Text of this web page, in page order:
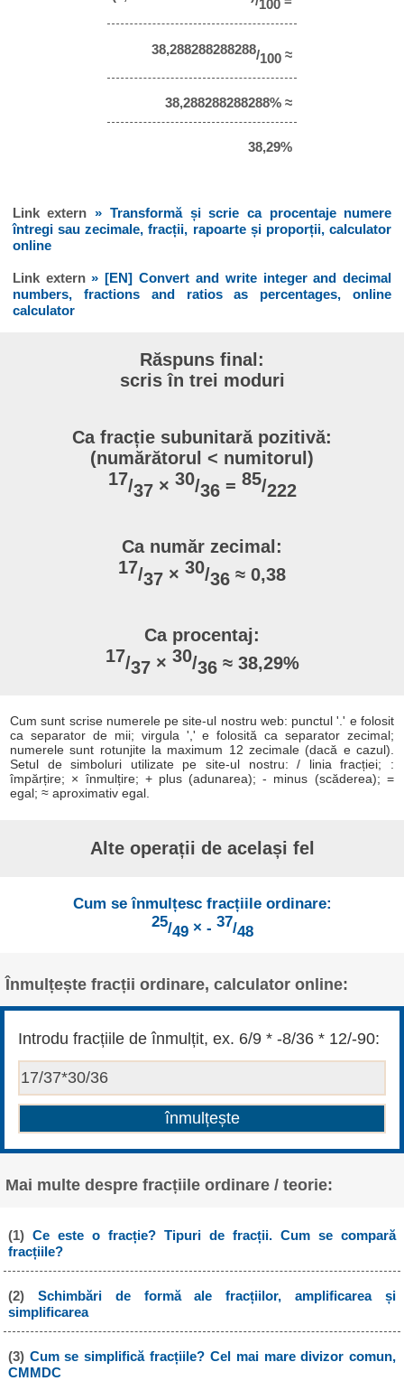
100
38,288288288288/100 ≈
38,288288288288% ≈
38,29%
Link extern» Transformă și scrie ca procentaje numere
întregi sau zecimale, fracții, rapoarte și proporții, calculator
online
Link extern» [EN] Convert and write integer and decimal
numbers, fractions and ratios as percentages, online
calculator
Răspuns final:
scris în trei moduri
Ca fracție subunitară pozitivă:
(numărătorul < numitorul)
17/37× 30/36 = 85/222
Ca număr zecimal:
17/37 × 30/36 ≈ 0,38
Ca procentaj:
17/37× 30/36 ≈ 38,29%
Cum sunt scrise numerele pe site-ul nostru web: punctul '.' e folosit
ca separator de mii; virgula ',' e folosită ca separator zecimal;
numerele sunt rotunjite la maximum 12 zecimale (dacă e cazul).
Setul de simboluri utilizate pe site-ul nostru: / linia fracției; :
împărțire; × înmulțire; + plus (adunarea); - minus (scăderea); =
egal; ≈ aproximativ egal.
Alte operații de același fel
Cum se înmulțesc fracțiile ordinare:
25/49× - 37/48
Înmulțește fracții ordinare, calculator online:
Introdu fracțiile de înmulțit, ex. 6/9 * -8/36 * 12/-90:
Mai multe despre fracțiile ordinare / teorie:
(1) Ce este o fracție? Tipuri de fracții. Cum se compară
fracțiile?
(2) Schimbări de formă ale fracțiilor, amplificarea și
simplificarea
(3) Cum se simplifică fracțiile? Cel mai mare divizor comun,
CMMDC